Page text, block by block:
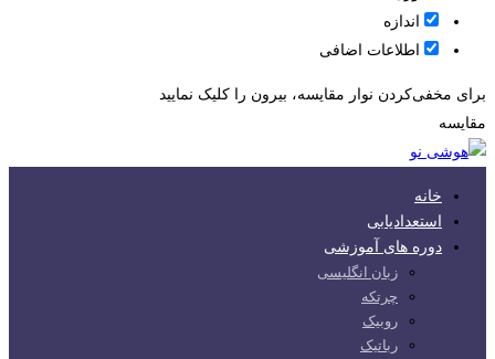
اندازه
اطلاعات اضافی
برای مخفی‌کردن نوار مقایسه، بیرون را کلیک نمایید
مقایسه
خانه
استعدادیابی
دوره های آموزشی
زبان انگلیسی
چرتکه
روبیک
رباتیک